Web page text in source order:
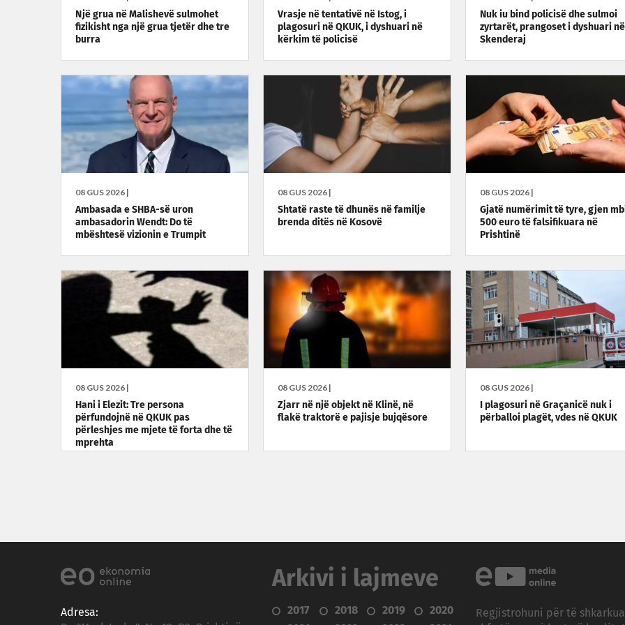
Një grua në Malishevë sulmohet
fizikisht nga një grua tjetër dhe tre
burra
Vrasje në tentativë në Istog, i
plagosuri në QKUK, i dyshuari në
kërkim të policisë
Nuk iu bind policisë dhe sulmoi
zyrtarët, prangoset i dyshuari në
Skenderaj
08 GUS 2026 |
Ambasada e SHBA-së uron
ambasadorin Wendt: Do të
mbështesë vizionin e Trumpit
08 GUS 2026 |
Shtatë raste të dhunës në familje
brenda ditës në Kosovë
08 GUS 2026 |
Gjatë numërimit të tyre, gjen
500 euro të falsifikuara në
Prishtinë
08 GUS 2026 |
Hani i Elezit: Tre persona
përfundojnë në QKUK pas
përleshjes me mjete të forta dhe të
mprehta
08 GUS 2026 |
Zjarr në një objekt në Klinë, në
flakë traktorë e pajisje bujqësore
08 GUS 2026 |
I plagosuri në Graçanicë nuk i
përballoi plagët, vdes në QKUK
Adresa:
Arkivi i lajmeve
2017 2018 2019
2020
Regjistrohuni për të